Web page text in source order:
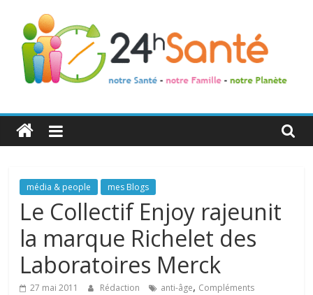
24h
Santé
La
santé
toute
famille
média & people mes Blogs
Le Collectif Enjoy rajeunit
la marque Richelet des
Laboratoires Merck
27 mai 2011 Rédaction anti-âge, Compléments